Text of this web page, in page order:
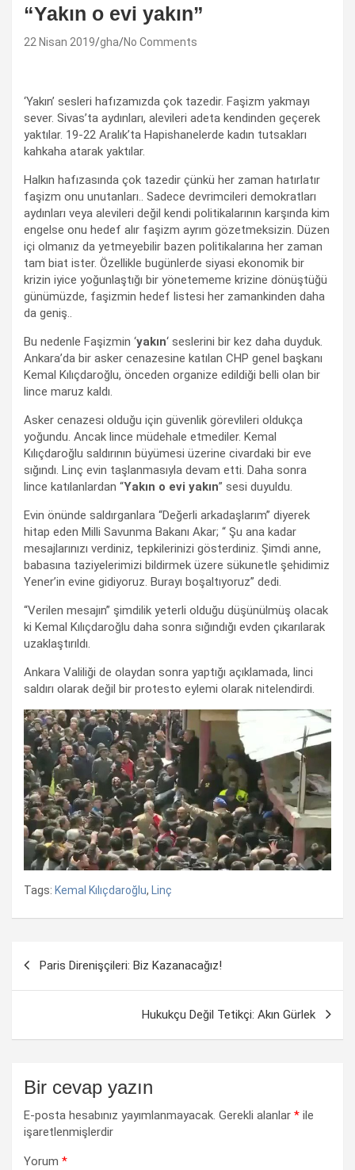
“Yakın o evi yakın”
22 Nisan 2019 gha No Comments
‘Yakın’ sesleri hafızamızda çok tazedir. Faşizm yakmayı
sever. Sivas’ta aydınları, alevileri adeta kendinden geçerek
yaktılar. 19-22 Aralık’ta Hapishanelerde kadın tutsakları
kahkaha atarak yaktılar.
Halkın hafızasında çok tazedir çünkü her zaman hatırlatır
faşizm onu unutanları.. Sadece devrimcileri demokratları
aydınları veya alevileri değil kendi politikalarının karşında kim
engelse onu hedef alır faşizm ayrım gözetmeksizin. Düzen
içi olmanız da yetmeyebilir bazen politikalarına her zaman
tam biat ister. Özellikle bugünlerde siyasi ekonomik bir
krizin iyice yoğunlaştığı bir yönetememe krizine dönüştüğü
günümüzde, faşizmin hedef listesi her zamankinden daha
da geniş..
Bu nedenle Faşizmin ‘yakın‘ seslerini bir kez daha duyduk.
Ankara’da bir asker cenazesine katılan CHP genel başkanı
Kemal Kılıçdaroğlu, önceden organize edildiği belli olan bir
lince maruz kaldı.
Asker cenazesi olduğu için güvenlik görevlileri oldukça
yoğundu. Ancak lince müdehale etmediler. Kemal
Kılıçdaroğlu saldırının büyümesi üzerine civardaki bir eve
sığındı. Linç evin taşlanmasıyla devam etti. Daha sonra
lince katılanlardan “Yakın o evi yakın” sesi duyuldu.
Evin önünde saldırganlara “Değerli arkadaşlarım” diyerek
hitap eden Milli Savunma Bakanı Akar; “ Şu ana kadar
mesajlarınızı verdiniz, tepkilerinizi gösterdiniz. Şimdi anne,
babasına taziyelerimizi bildirmek üzere sükunetle şehidimiz
Yener’in evine gidiyoruz. Burayı boşaltıyoruz” dedi.
“Verilen mesajın” şimdilik yeterli olduğu düşünülmüş olacak
ki Kemal Kılıçdaroğlu daha sonra sığındığı evden çıkarılarak
uzaklaştırıldı.
Ankara Valiliği de olaydan sonra yaptığı açıklamada, linci
saldırı olarak değil bir protesto eylemi olarak nitelendirdi.
Tags: Kemal Kılıçdaroğlu, Linç
Paris Direnişçileri: Biz Kazanacağız!
Hukukçu Değil Tetikçi: Akın Gürlek
Bir cevap yazın
E-posta hesabınız yayımlanmayacak. Gerekli alanlar * ile
işaretlenmişlerdir
Yorum *